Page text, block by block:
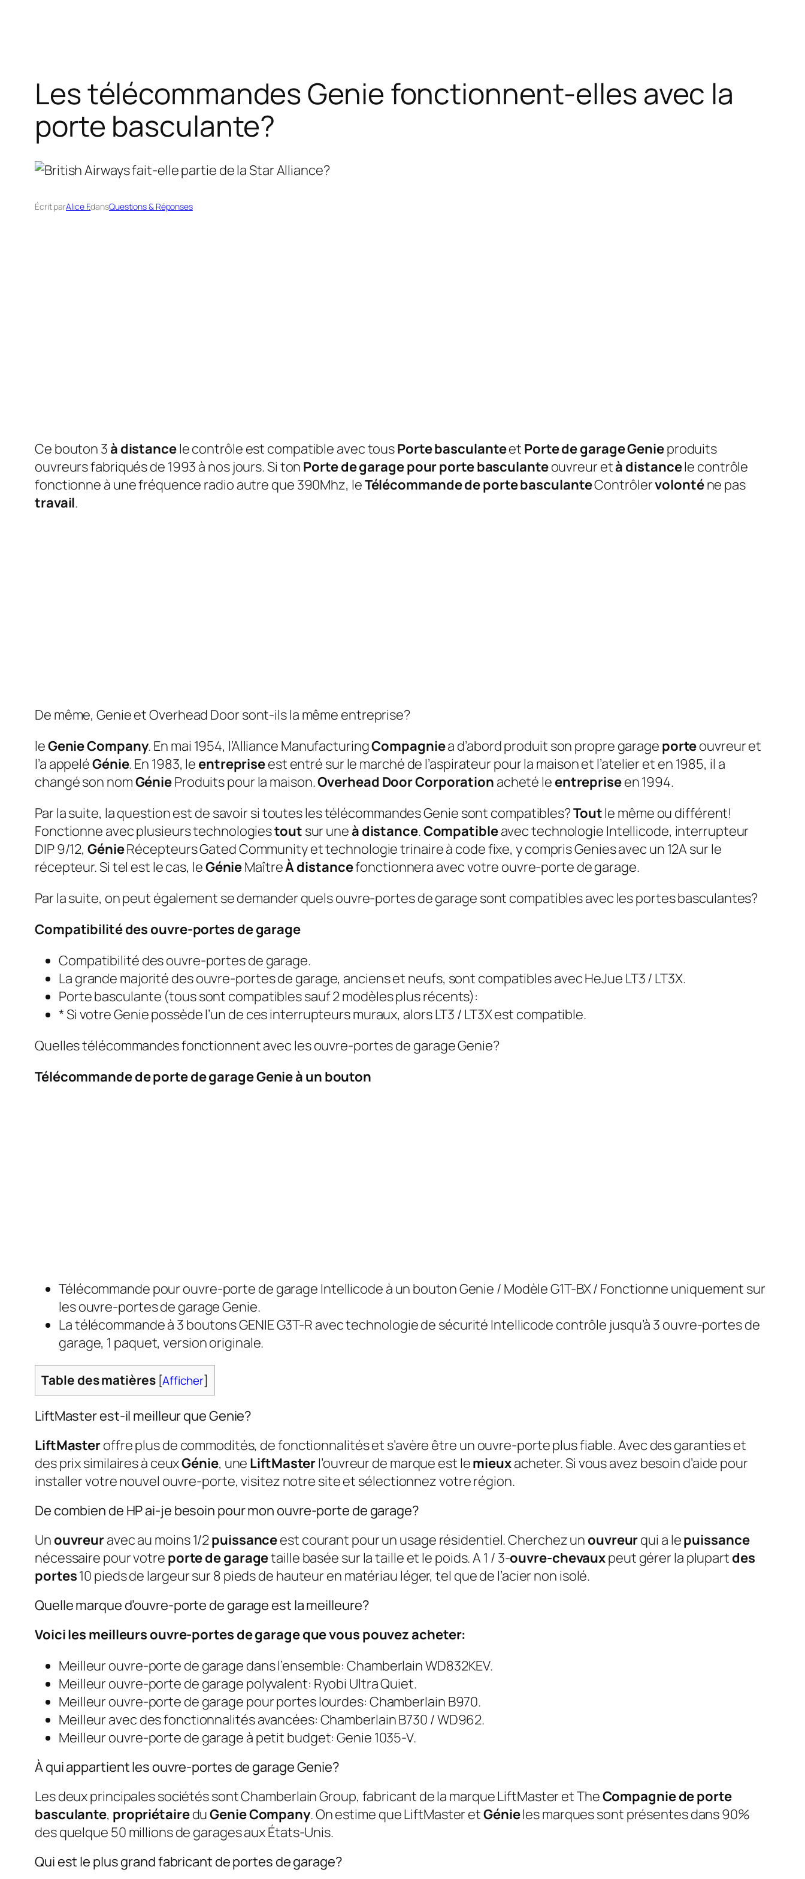
Les télécommandes Genie fonctionnent-elles avec la
porte basculante?
Écrit parAlice F.dansQuestions & Réponses
Ce bouton 3à distancele contrôle est compatible avec tousPorte basculanteet Porte de garage Genieproduits
ouvreurs fabriqués de 1993 à nos jours. Si ton Porte de garage pour porte basculanteouvreur età distancele contrôle
fonctionne à une fréquence radio autre que 390Mhz, leTélécommande de porte basculanteContrôlervolonténe pas
travail.
De même, Genie et Overhead Door sont-ils la même entreprise?
leGenie Company. En mai 1954, l’Alliance ManufacturingCompagniea d’abord produit son propre garage porteouvreur et
l’a appeléGénie. En 1983, le entrepriseest entré sur le marché de l’aspirateur pour la maison et l’atelier et en 1985, il a
changé son nomGénieProduits pour la maison.Overhead Door Corporation acheté le entrepriseen 1994.
Par la suite, la question est de savoir si toutes les télécommandes Genie sont compatibles?Toutle même ou différent!
Fonctionne avec plusieurs technologiestout sur uneà distance.Compatibleavec technologie Intellicode, interrupteur
DIP 9/12,GénieRécepteurs Gated Community et technologie trinaire à code fixe, y compris Genies avec un 12A sur le
récepteur. Si tel est le cas, leGénieMaîtreÀ distancefonctionnera avec votre ouvre-porte de garage.
Par la suite, on peut également se demander quels ouvre-portes de garage sont compatibles avec les portes basculantes?
Compatibilité des ouvre-portes de garage
Compatibilité des ouvre-portes de garage.
La grande majorité des ouvre-portes de garage, anciens et neufs, sont compatibles avec HeJue LT3 / LT3X.
Porte basculante (tous sont compatibles sauf 2 modèles plus récents):
* Si votre Genie possède l’un de ces interrupteurs muraux, alors LT3 / LT3X est compatible.
Quelles télécommandes fonctionnent avec les ouvre-portes de garage Genie?
Télécommande de porte de garage Genie à un bouton
Télécommande pour ouvre-porte de garage Intellicode à un bouton Genie / Modèle G1T-BX / Fonctionne uniquement sur
les ouvre-portes de garage Genie.
La télécommande à 3 boutons GENIE G3T-R avec technologie de sécurité Intellicode contrôle jusqu’à 3 ouvre-portes de
garage, 1 paquet, version originale.
Table des matières [Afficher]
LiftMaster est-il meilleur que Genie?
LiftMasteroffre plus de commodités, de fonctionnalités et s’avère être un ouvre-porte plus fiable. Avec des garanties et
des prix similaires à ceuxGénie, une LiftMasterl’ouvreur de marque est lemieuxacheter. Si vous avez besoin d’aide pour
installer votre nouvel ouvre-porte, visitez notre site et sélectionnez votre région.
De combien de HP ai-je besoin pour mon ouvre-porte de garage?
Un ouvreuravec au moins 1/2puissanceest courant pour un usage résidentiel. Cherchez un ouvreurqui a lepuissance
nécessaire pour votre porte de garagetaille basée sur la taille et le poids. A 1 / 3-ouvre-chevauxpeut gérer la plupart des
portes10 pieds de largeur sur 8 pieds de hauteur en matériau léger, tel que de l’acier non isolé.
Quelle marque d’ouvre-porte de garage est la meilleure?
Voici les meilleurs ouvre-portes de garage que vous pouvez acheter:
Meilleur ouvre-porte de garage dans l’ensemble: Chamberlain WD832KEV.
Meilleur ouvre-porte de garage polyvalent: Ryobi Ultra Quiet.
Meilleur ouvre-porte de garage pour portes lourdes: Chamberlain B970.
Meilleur avec des fonctionnalités avancées: Chamberlain B730 / WD962.
Meilleur ouvre-porte de garage à petit budget: Genie 1035-V.
À qui appartient les ouvre-portes de garage Genie?
Les deux principales sociétés sont Chamberlain Group, fabricant de la marque LiftMaster et TheCompagnie de porte
basculante, propriétaireduGenie Company. On estime que LiftMaster etGénieles marques sont présentes dans 90%
des quelque 50 millions de garages aux États-Unis.
Qui est le plus grand fabricant de portes de garage?